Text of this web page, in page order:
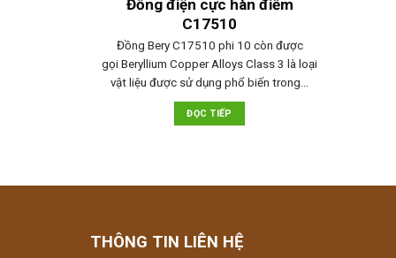
Đồng điện cực hàn điểm
C17510
Đồng Bery C17510 phi 10 còn được
gọi Beryllium Copper Alloys Class 3 là loại
vật liệu được sử dụng phổ biến trong…
ĐỌC TIẾP
THÔNG TIN LIÊN HỆ